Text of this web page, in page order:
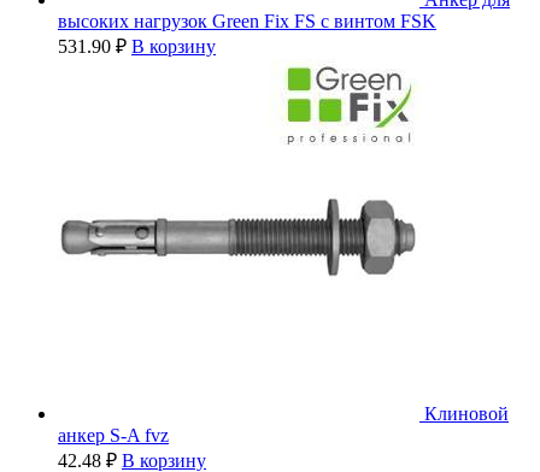
высоких нагрузок Green Fix FS с винтом FSK
531.90 ₽ В корзину
Клиновой
анкер S-A fvz
42.48 ₽ В корзину